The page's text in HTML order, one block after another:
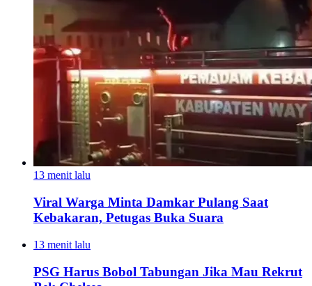
13 menit lalu
Viral Warga Minta Damkar Pulang Saat
Kebakaran, Petugas Buka Suara
13 menit lalu
PSG Harus Bobol Tabungan Jika Mau Rekrut